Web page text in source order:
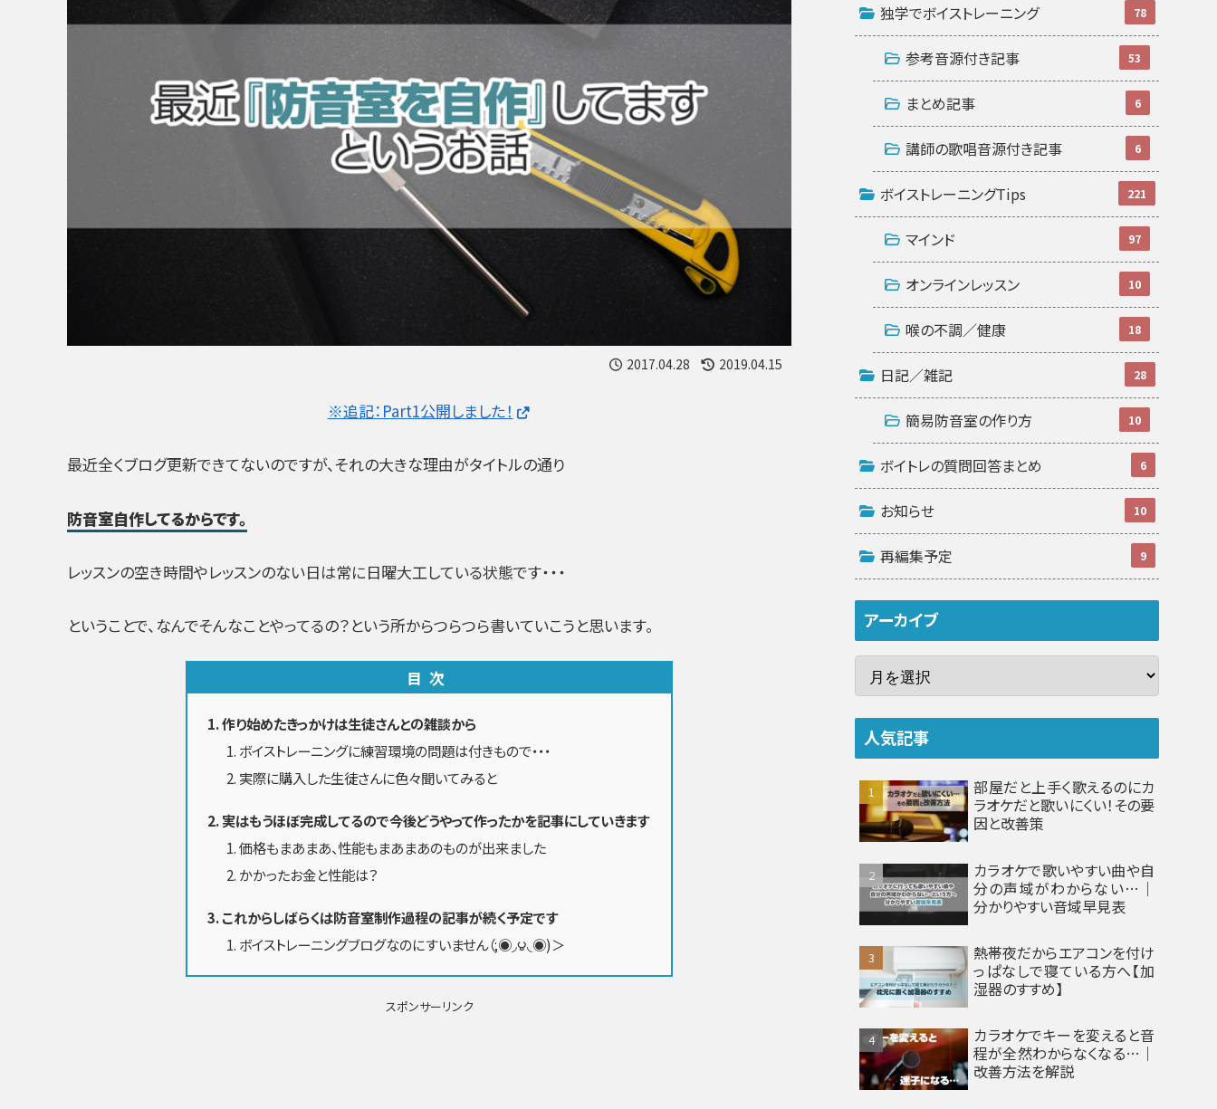
2017.04.28 2019.04.15
※追記：Part1公開しました！
最近全くブログ更新できてないのですが、それの大きな理由がタイトルの通り
防音室自作してるからです。
レッスンの空き時間やレッスンのない日は常に日曜大工している状態です・・・
ということで、なんでそんなことやってるの？という所からつらつら書いていこうと思います。
目次
作り始めたきっかけは生徒さんとの雑談から
ボイストレーニングに練習環境の問題は付きもので・・・
実際に購入した生徒さんに色々聞いてみると
実はもうほぼ完成してるので今後どうやって作ったかを記事にしていきます
価格もまあまあ、性能もまあまあのものが出来ました
かかったお金と性能は？
これからしばらくは防音室制作過程の記事が続く予定です
ボイストレーニングブログなのにすいません（;◉◞౪◟◉)＞
スポンサーリンク
独学でボイストレーニング 78
参考音源付き記事 53
まとめ記事 6
講師の歌唱音源付き記事 6
ボイストレーニングTips 221
マインド 97
オンラインレッスン 10
喉の不調／健康 18
日記／雑記 28
簡易防音室の作り方 10
ボイトレの質問回答まとめ 6
お知らせ 10
再編集予定 9
アーカイブ
人気記事
部屋だと上手く歌えるのにカ
ラオケだと歌いにくい！その要
因と改善策
カラオケで歌いやすい曲や自
分の声域がわからない…｜
分かりやすい音域早見表
熱帯夜だからエアコンを付け
っぱなしで寝ている方へ【加
湿器のすすめ】
カラオケでキーを変えると音
程が全然わからなくなる…｜
改善方法を解説